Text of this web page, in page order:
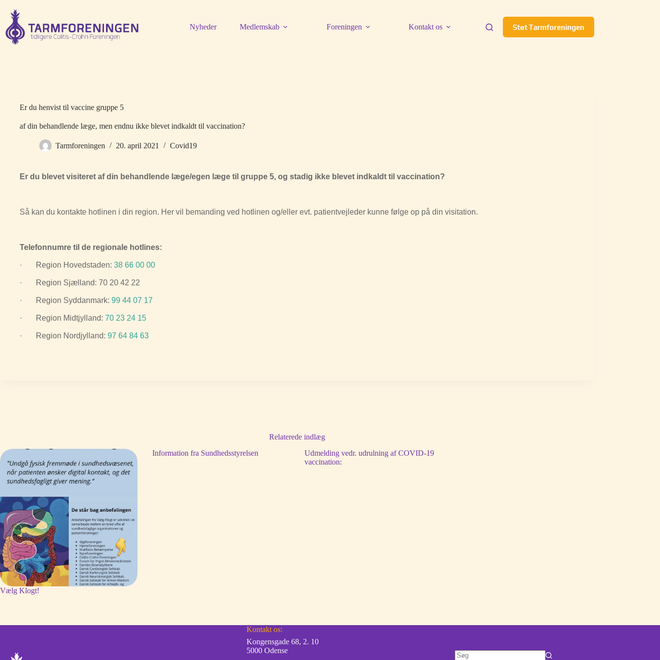
indhold
Nyheder Medlemskab Foreningen Kontakt os Støt Tarmforeningen
Er du henvist til vaccine gruppe 5
af din behandlende læge, men endnu ikke blevet indkaldt til vaccination?
Tarmforeningen 20. april 2021 Covid19
Er du blevet visiteret af din behandlende læge/egen læge til gruppe 5, og stadig ikke blevet indkaldt til vaccination?
Så kan du kontakte hotlinen i din region. Her vil bemanding ved hotlinen og/eller evt. patientvejleder kunne følge op på din visitation.
Telefonnumre til de regionale hotlines:
· Region Hovedstaden: 38 66 00 00
· Region Sjælland: 70 20 42 22
· Region Syddanmark: 99 44 07 17
· Region Midtjylland: 70 23 24 15
· Region Nordjylland: 97 64 84 63
Relaterede indlæg
Vælg Klogt!
Information fra Sundhedsstyrelsen
Udmelding vedr. udrulning af COVID-19
vaccination:
Kontakt os:
Kongensgade 68, 2. 10
5000 Odense